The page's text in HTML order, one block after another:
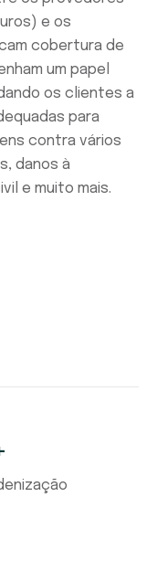
e os
cobertura de
um papel
os clientes a
para
contra vários
danos à
e muito mais.